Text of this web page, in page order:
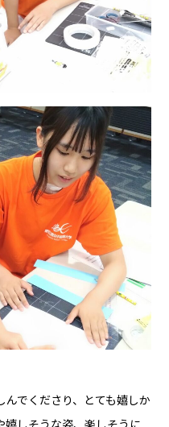
でくださり、とても嬉しか
嬉しそうな姿、楽しそうに